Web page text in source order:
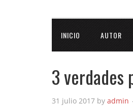
INICIO AUTOR
3 verdades
31 julio 2017 by admin